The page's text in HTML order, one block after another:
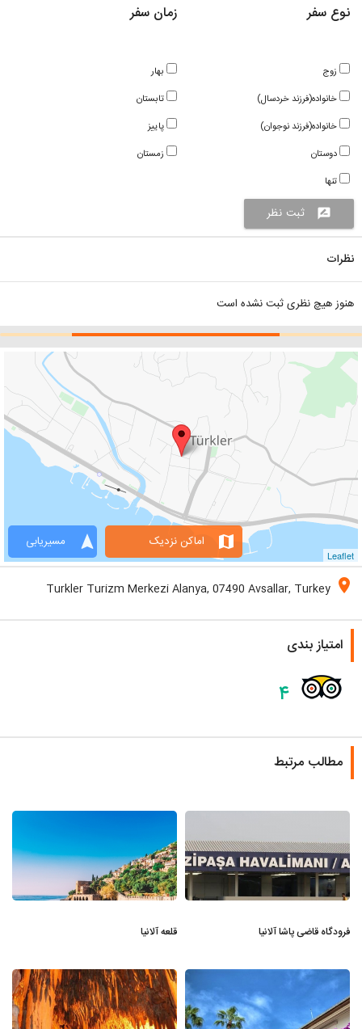
زمان سفر
بهار
تابستان
پاییز
زمستان
نوع سفر
زوج
خانواده(فرزند خردسال)
خانواده(فرزند نوجوان)
دوستان
تنها
rate_review ثبت نظر
نظرات
هنوز هیچ نظری ثبت نشده است
Leaflet
navigation مسیریابی map اماکن نزدیک
location_on
Turkler Turizm Merkezi Alanya, 07490 Avsallar, Turkey
امتیاز بندی
۴
مطالب مرتبط
فرودگاه قاضی پاشا آلانیا قلعه آلانیا